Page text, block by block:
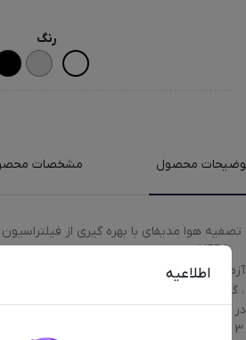
اطلاعیه
رنگ
محصول مشخصات
در اندازه حذف کرده و یک محیط تمیز را حفظ می